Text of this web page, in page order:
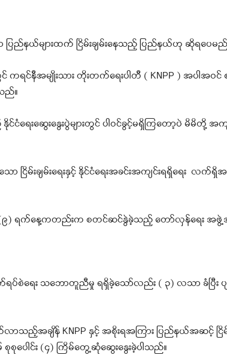
ည်နယ်များထက် ငြိမ်းချမ်းနေသည့် ပြည်နယ်ဟု ဆိုရပေမည်
နီအမျိုးသား တိုးတက်ရေးပါတီ ( KNPP ) အပါအဝင် စ
ည်။
းဆွေးနွေးပွဲများတွင် ပါဝင်ခွင့်မရှိကြတော့ပဲ မိမိတို့ အကျိုး
ငြိမ်းချမ်းရေးနှင့် နိုင်ငံရေးအခင်းအကျင်းရရှိရေး လက်ရှိ
(၉) ရက်နေ့ကတည်းက စတင်ဆင်နွဲခဲ့သည့် တော်လှန်ရေး အဖွဲ့
ရေး သဘောတူညီမှု ရရှိခဲ့သော်လည်း ( ၃) လသာ ခံပြီး ပ
သည့်အချိန် KNPP နှင့် အစိုးရအကြား ပြည်နယ်အဆင့် ငြိမ်း
စုစုပေါင်း (၄) ကြိမ်တွေ့ဆုံဆွေးနွေးခဲ့ပါသည်။